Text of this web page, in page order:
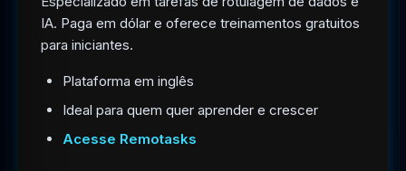
IA. Paga em dólar e oferece treinamentos gratuitos
para iniciantes.
Plataforma em inglês
Ideal para quem quer aprender e crescer
Acesse Remotasks